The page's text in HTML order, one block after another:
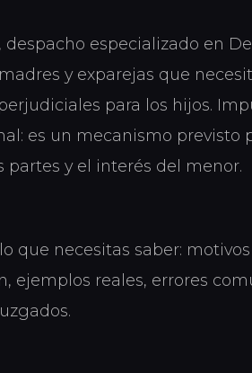
, despacho especializado en
y exparejas que
para los hijos.
es un mecanismo previsto
y el interés del menor.
que necesitas saber:
ejemplos reales, errores